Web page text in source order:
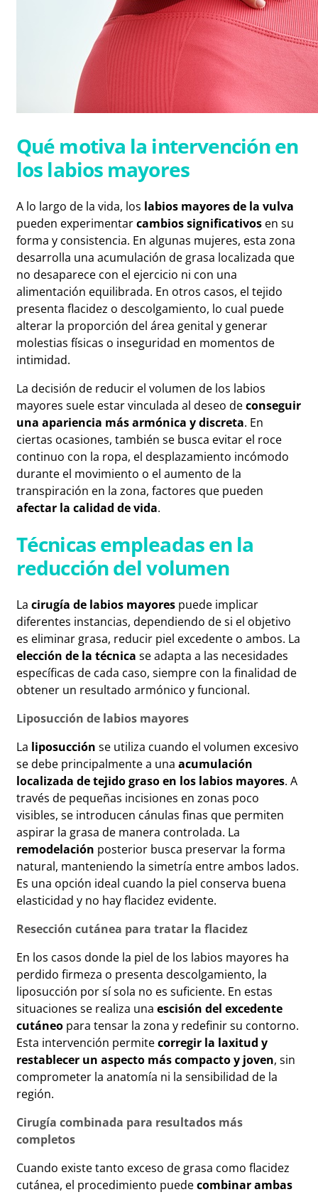
Qué motiva la intervención en
los labios mayores
A lo largo de la vida, los labios mayores de la vulva
pueden experimentarcambios significativos en su
forma y consistencia. En algunas mujeres, esta zona
desarrolla una acumulación de grasa localizada que
no desaparece con el ejercicio ni con una
alimentación equilibrada. En otros casos, el tejido
presenta flacidez o descolgamiento, lo cual puede
alterar la proporción del área genital y generar
molestias físicas o inseguridad en momentos de
intimidad.
La decisión de reducir el volumen de los labios
mayores suele estar vinculada al deseo deconseguir
una apariencia más armónica y discreta. En
ciertas ocasiones, también se busca evitar el roce
continuo con la ropa, el desplazamiento incómodo
durante el movimiento o el aumento de la
transpiración en la zona, factores que pueden
afectar la calidad de vida.
Técnicas empleadas en la
reducción del volumen
La cirugía de labios mayores puede implicar
diferentes instancias, dependiendo de si el objetivo
es eliminar grasa, reducir piel excedente o ambos. La
elección de la técnica se adapta a las necesidades
específicas de cada caso, siempre con la finalidad de
obtener un resultado armónico y funcional.
Liposucción de labios mayores
La liposucción se utiliza cuando el volumen excesivo
se debe principalmente a una acumulación
localizada de tejido graso en los labios mayores. A
través de pequeñas incisiones en zonas poco
visibles, se introducen cánulas finas que permiten
aspirar la grasa de manera controlada. La
remodelación posterior busca preservar la forma
natural, manteniendo la simetría entre ambos lados.
Es una opción ideal cuando la piel conserva buena
elasticidad y no hay flacidez evidente.
Resección cutánea para tratar la flacidez
En los casos donde la piel de los labios mayores ha
perdido firmeza o presenta descolgamiento, la
liposucción por sí sola no es suficiente. En estas
situaciones se realiza una escisión del excedente
cutáneo para tensar la zona y redefinir su contorno.
Esta intervención permitecorregir la laxitud y
restablecer un aspecto más compacto y joven, sin
comprometer la anatomía ni la sensibilidad de la
región.
Cirugía combinada para resultados más
completos
Cuando existe tanto exceso de grasa como flacidez
cutánea, el procedimiento puedecombinar ambas